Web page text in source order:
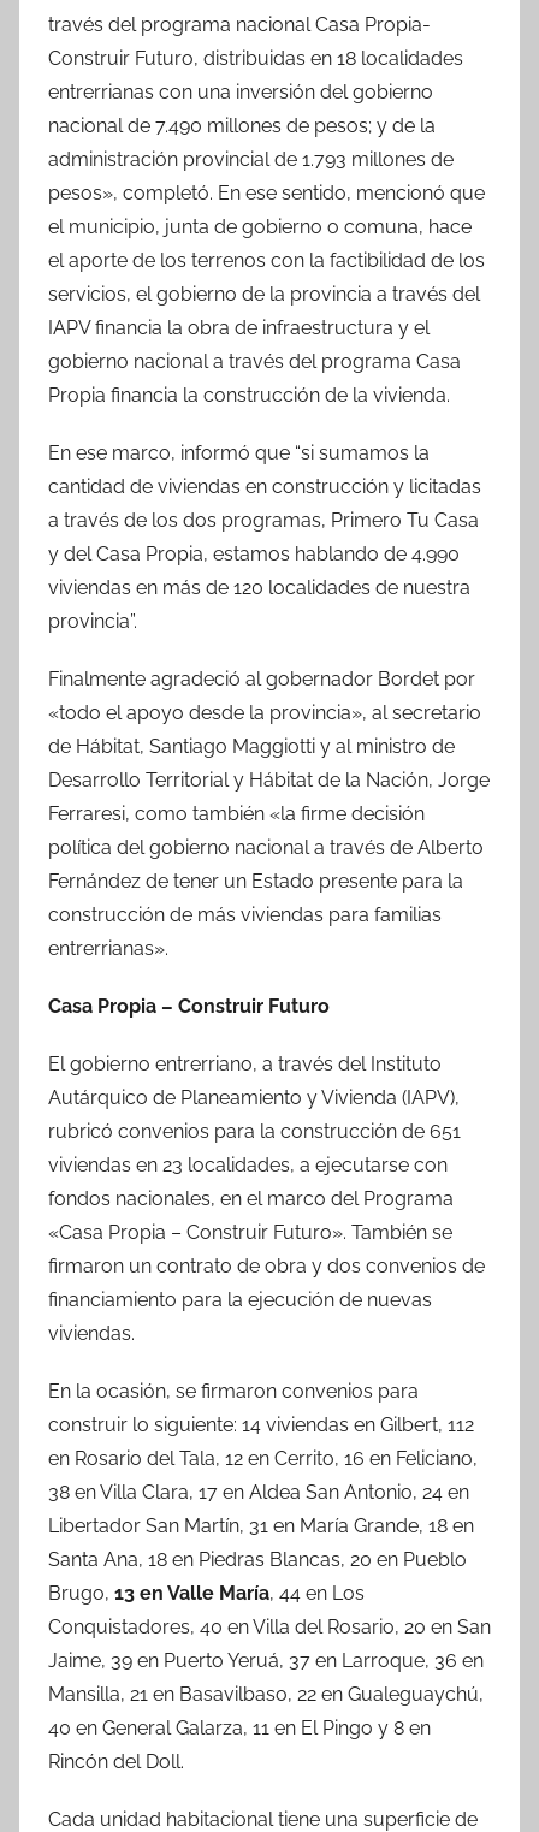
través del programa nacional Casa Propia-
Construir Futuro, distribuidas en 18 localidades
entrerrianas con una inversión del gobierno
nacional de 7.490 millones de pesos; y de la
administración provincial de 1.793 millones de
pesos», completó. En ese sentido, mencionó que
el municipio, junta de gobierno o comuna, hace
el aporte de los terrenos con la factibilidad de los
servicios, el gobierno de la provincia a través del
IAPV financia la obra de infraestructura y el
gobierno nacional a través del programa Casa
Propia financia la construcción de la vivienda.
En ese marco, informó que “si sumamos la
cantidad de viviendas en construcción y licitadas
a través de los dos programas, Primero Tu Casa
y del Casa Propia, estamos hablando de 4.990
viviendas en más de 120 localidades de nuestra
provincia”.
Finalmente agradeció al gobernador Bordet por
«todo el apoyo desde la provincia», al secretario
de Hábitat, Santiago Maggiotti y al ministro de
Desarrollo Territorial y Hábitat de la Nación, Jorge
Ferraresi, como también «la firme decisión
política del gobierno nacional a través de Alberto
Fernández de tener un Estado presente para la
construcción de más viviendas para familias
entrerrianas».
Casa Propia – Construir Futuro
El gobierno entrerriano, a través del Instituto
Autárquico de Planeamiento y Vivienda (IAPV),
rubricó convenios para la construcción de 651
viviendas en 23 localidades, a ejecutarse con
fondos nacionales, en el marco del Programa
«Casa Propia – Construir Futuro». También se
firmaron un contrato de obra y dos convenios de
financiamiento para la ejecución de nuevas
viviendas.
En la ocasión, se firmaron convenios para
construir lo siguiente: 14 viviendas en Gilbert, 112
en Rosario del Tala, 12 en Cerrito, 16 en Feliciano,
38 en Villa Clara, 17 en Aldea San Antonio, 24 en
Libertador San Martín, 31 en María Grande, 18 en
Santa Ana, 18 en Piedras Blancas, 20 en Pueblo
Brugo, 13 en Valle María, 44 en Los
Conquistadores, 40 en Villa del Rosario, 20 en San
Jaime, 39 en Puerto Yeruá, 37 en Larroque, 36 en
Mansilla, 21 en Basavilbaso, 22 en Gualeguaychú,
40 en General Galarza, 11 en El Pingo y 8 en
Rincón del Doll.
Cada unidad habitacional tiene una superficie de